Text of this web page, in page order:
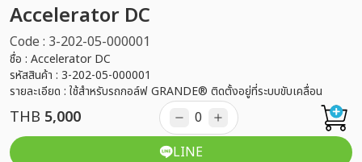
Accelerator DC
Code : 3-202-05-000001
ชื่อ : Accelerator DC
รหัสสินค้า : 3-202-05-000001
รายละเอียด : ใช้สำหรับรถกอล์ฟ GRANDE® ติดตั้งอยู่ที่ระบบขับเคลื่อน
THB 5,000
LINE